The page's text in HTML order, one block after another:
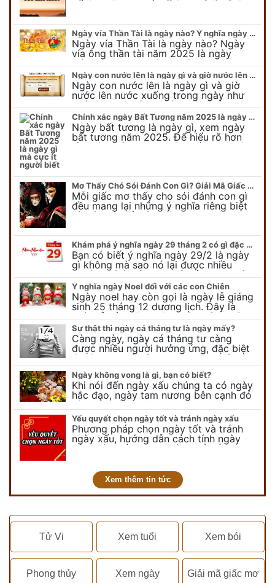
xấu, xem ngay để biết chi tiết ý nghĩa
Ngày vía Thần Tài là ngày nào? Ý nghĩa ngày vía Thần Tài năm 2025
Ngày vía Thần Tài là ngày nào? Ngày
vía ông thần tài năm 2025 là ngày
mùng 10 âm lịch hàng tháng. Tại sao
trong ngày này, tất cả mọi…
Ngày con nước lên là ngày gì và giờ nước lên nước xuống trong ngày?
Ngày con nước lên là ngày gì và giờ
nước lên nước xuống trong ngày như
thế nào? Có điều gì cần chú ý về ngày
con nước lên? Đừng…
Chính xác ngày Bất Tương năm 2025 là ngày gì mà cực ít người biết
Ngày bất tương là ngày gì, xem ngày
bất tương năm 2025. Để hiểu rõ hơn
về ngày bất tương, ngày bất tương là
Mơ Thấy Chó Sói Đánh Con Gì? Giải Mã Giấc Mơ Bí Ẩn
Mỗi giấc mơ thấy cho sói đánh con gì
đều mang lại những ý nghĩa riêng biệt
và có thể phản ánh tâm trạng, suy nghĩ
Khám phá ý nghĩa ngày 29 tháng 2 có gì đặc biệt?
Bạn có biết ý nghĩa ngày 29/2 là ngày
gì không mà sao nó lại được nhiều
người chú ý đến vậy. Tất cả mọi người
đều cho rằng đây…
Ý nghĩa ngày Noel đối với các con Chiên
Ngày noel hay còn gọi là ngày lễ giáng
sinh 25 tháng 12 dương lịch. Đây là
ngày lễ của bên thiên chúa giáo, ngày
lễ thiên chúa giáng sinh,…
Sự thật thì ngày cá tháng tư là ngày mấy?
Càng ngày, ngày cá tháng tư càng
được nhiều người hưởng ứng, đặc biệt
là các bạn trẻ bởi họ sẽ nghĩ ra đủ trò
vui chơi, tinh nghịch, hài…
Ngày không vong là gì, bạn có biết?
Khi nói đến ngày xấu chúng ta có ngày
hắc đạo, ngày tam nương bên cạnh đó
còn có ngày không vong. Tuy nhiên khi
nói đến ngày không vong…
Yếu quyết chọn ngày tốt và tránh ngày xấu
Phương pháp chọn ngày tốt và tránh
ngày xấu, hướng dẫn cách tính ngày
tốt, ngày xấu trong tháng để tiến hành
Xem thêm tin tức
Tử Vi Xem tuổi Xem bói
Phong thủy Xem ngày Giải mã giấc mơ